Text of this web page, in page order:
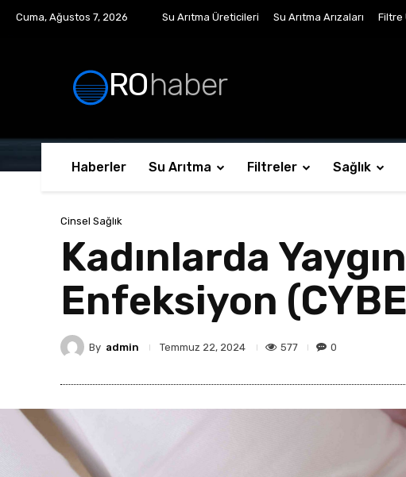
Cuma, Ağustos 7, 2026 Su Arıtma Üreticileri Su Arıtma Arızaları Filtre
ROhaber
Haberler Su Arıtma Filtreler Sağlık
Cinsel Sağlık
Kadınlarda
Enfeksiyon
By admin Temmuz 22, 2024 577 0